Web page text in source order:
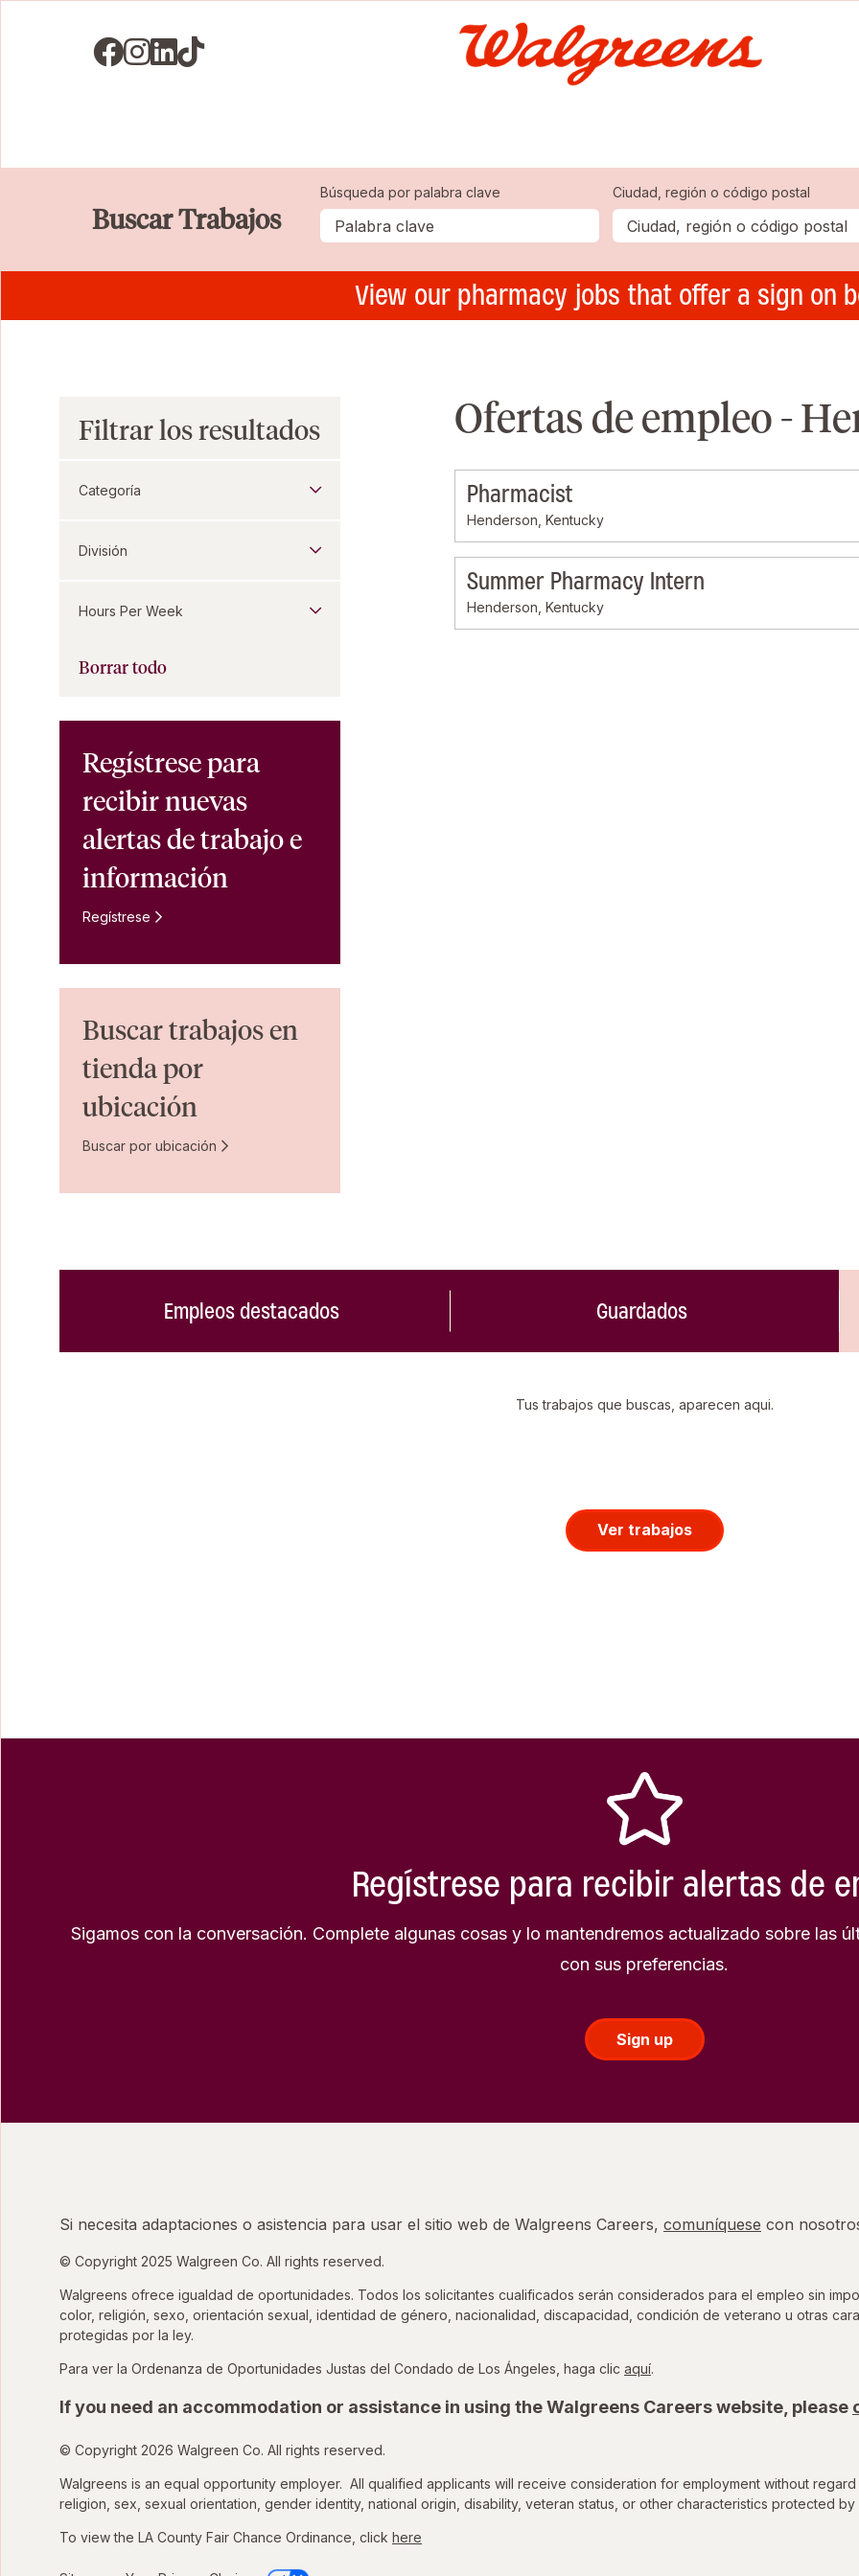
Visit us on Facebook
Visit us on Instagram
Visit us on LinkedIN
Visit us on TikTok
Buscar Trabajos
Búsqueda por palabra clave Ciudad, región o código postal
View our pharmacy jobs that offer a sign on
Ofertas de empleo -
Pharmacist
Henderson, Kentucky
Summer Pharmacy Intern
Henderson, Kentucky
Filtrar los resultados
Categoría
División
Hours Per Week
Borrar todo
Regístrese para
recibir nuevas
alertas de trabajo e
información
Regístrese
Buscar trabajos en
tienda por
ubicación
Buscar por ubicación
Empleos destacados Guardados
Tus trabajos que buscas, aparecen aqui.
Ver trabajos
Regístrese para recibir alertas de
Sigamos con la conversación. Complete algunas cosas y lo mantendremos actualizado sobre las
con sus preferencias.
Sign up
Si necesita adaptaciones o asistencia para usar el sitio web de Walgreens Careers, comuníquese con
© Copyright 2025 Walgreen Co. All rights reserved.
Walgreens ofrece igualdad de oportunidades. Todos los solicitantes cualificados serán considerados para el empleo sin
color, religión, sexo, orientación sexual, identidad de género, nacionalidad, discapacidad, condición de veterano u otras
protegidas por la ley.
Para ver la Ordenanza de Oportunidades Justas del Condado de Los Ángeles, haga clic aquípara ver la Ordenanza de
.
If you need an accommodation or assistance in using the Walgreens Careers website, please
© Copyright 2026 Walgreen Co. All rights reserved.
Walgreens is an equal opportunity employer. All qualified applicants will receive consideration for employment without regard
religion, sex, sexual orientation, gender identity, national origin, disability, veteran status, or other characteristics protected by
To view the LA County Fair Chance Ordinance, click here